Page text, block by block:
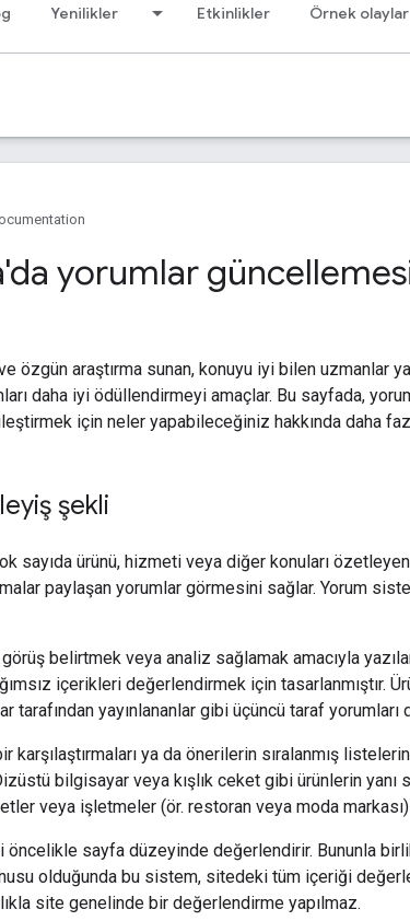
Yenilikler Etkinlikler Örnek olaylar
yorumlar
özgün araştırma sunan, konuyu iyi bilen uzmanlar
daha iyi ödüllendirmeyi amaçlar. Bu sayfada,
için neler yapabileceğiniz hakkında daha
şekli
sayıda ürünü, hizmeti veya diğer konuları
paylaşan yorumlar görmesini sağlar. Yorum
belirtmek veya analiz sağlamak amacıyla
içerikleri değerlendirmek için tasarlanmıştır.
tarafından yayınlananlar gibi üçüncü taraf
karşılaştırmaları ya da önerilerin sıralanmış
bilgisayar veya kışlık ceket gibi ürünlerin yanı
veya işletmeler (ör. restoran veya moda markası)
öncelikle sayfa düzeyinde değerlendirir. Bununla
olduğunda bu sistem, sitedeki tüm içeriği
site genelinde bir değerlendirme yapılmaz.